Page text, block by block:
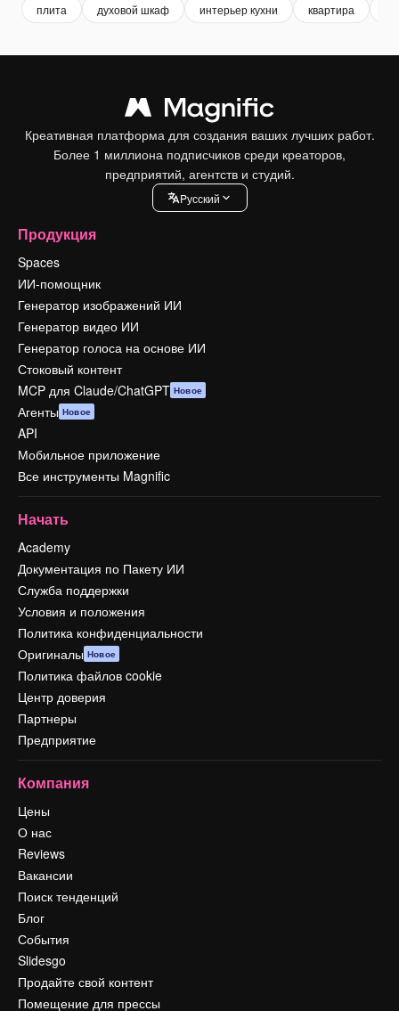
плита духовой шкаф интерьер кухни квартира
Креативная платформа для создания ваших лучших работ.
Более 1 миллиона подписчиков среди креаторов,
предприятий, агентств и студий.
Pусский
Продукция
Spaces
ИИ-помощник
Генератор изображений ИИ
Генератор видео ИИ
Генератор голоса на основе ИИ
Стоковый контент
MCP для Claude/ChatGPT Новое
Агенты Новое
API
Мобильное приложение
Все инструменты Magnific
Начать
Academy
Документация по Пакету ИИ
Служба поддержки
Условия и положения
Политика конфиденциальности
Оригиналы Новое
Политика файлов cookie
Центр доверия
Партнеры
Предприятие
Компания
Цены
О нас
Reviews
Вакансии
Поиск тенденций
Блог
События
Slidesgo
Продайте свой контент
Помещение для прессы